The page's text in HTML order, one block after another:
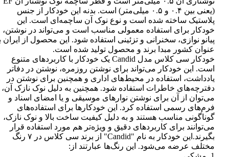
(یعنی بین ۰.۴ و ۰.۵ میلی‌متر) است. بدنه این خودکار از جنس
پلاستیک ساخته شده است و نوع نوک آن ساچمه‌ای است. این
خودکار برای استفاده معمولی مناسب است و می‌تواند در نوشتن،
پیانو نوازی، سخنرانی و تزئینی استفاده شود. این محصول از ایران
عنوان کشور مبدا برند و محصول تولید شده است.
خودکار سی کلاس مدل Candid یک خودکار با کاربردهای متنوع
است. این خودکار می‌تواند برای نوشتن روزمره، نوشتن در دفاتر
یادداشت، استفاده در محیط‌های اداری و همچنین برای نوشتن در
دفترچه‌های خاطرات استفاده شود. همچنین به دلیل نوک نازک آن،
می‌توان از آن برای نوشتن نوارهای موسیقی و یا امضای اسناد و
فرم‌های رسمی استفاده کرد. این خودکارها برای استفاده‌های
گوناگونی مناسب هستند و به دلیل کیفیت ساخت بالا و نوک نازک،
می‌توانند برای کاربردهای دقیق و ویژه‌تر هم مورد استفاده قرار
بگیرند.این خودکار به نام "Candid" از برند سی کلاس در ۷ رنگ
مختلف عرضه می‌شود. این رنگ‌ها عبارتند از: